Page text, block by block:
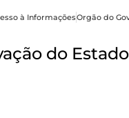
à InformaçõesOrgão do
do